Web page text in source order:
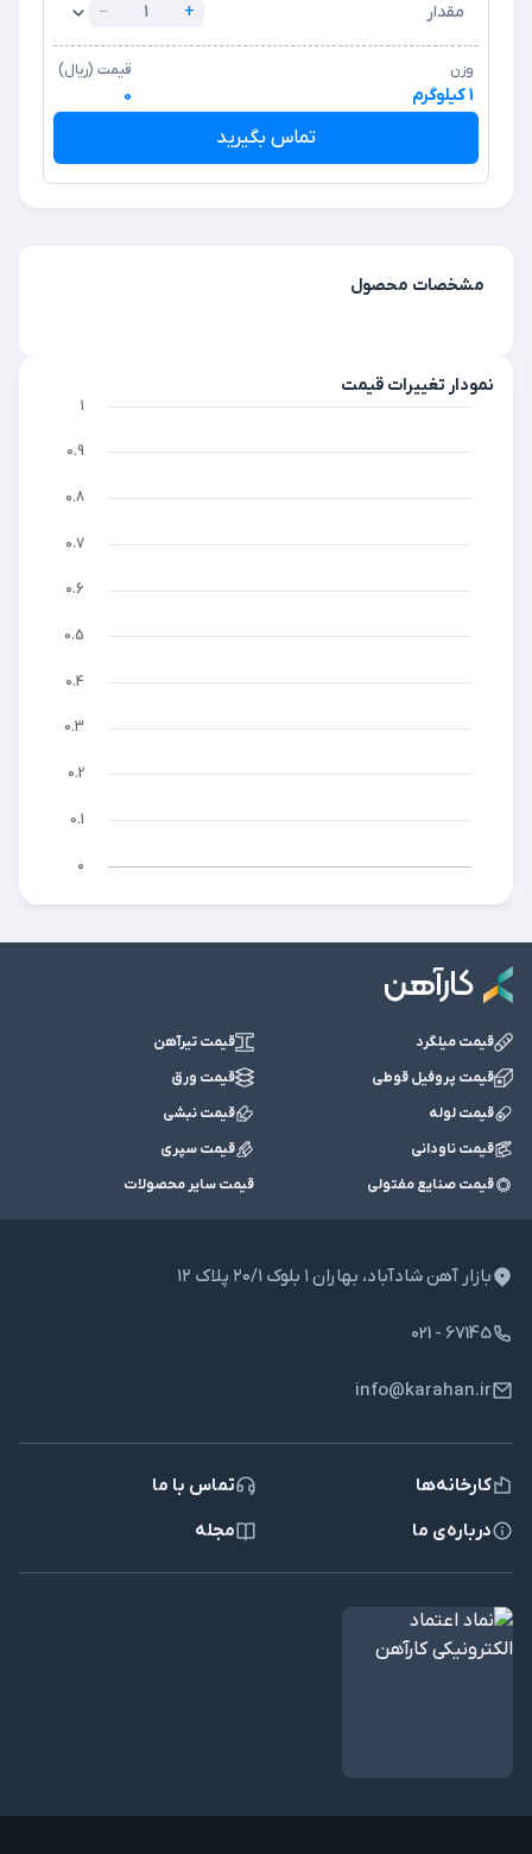
مقدار
+
−
وزن
1 کیلوگرم
قیمت (ریال)
0
تماس بگیرید
مشخصات محصول
نمودار تغییرات قیمت
قیمت میلگرد
قیمت تیرآهن
قیمت پروفیل قوطی
قیمت ورق
قیمت لوله
قیمت نبشی
قیمت ناودانی
قیمت سپری
قیمت صنایع مفتولی
قیمت سایر محصولات
بازار آهن شادآباد، بهاران ١ بلوک ٢٠/١ پلاک ١٢
021 - 67145
info@karahan.ir
کارخانه‌ها
تماس با ما
درباره‌ی ما
مجله